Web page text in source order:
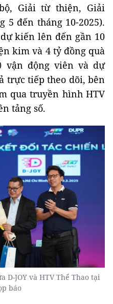
Giải từ thiện, Giải
5 đến tháng 10-2025).
kiến lên đến gần 10
kim và 4 tỷ đồng quà
vận động viên và dự
trực tiếp theo dõi, bên
qua truyền hình HTV
tảng số.
D-JOY và HTV Thể Thao tại
báo